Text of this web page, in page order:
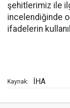
şehitlerimiz ile
incelendiğinde
ifadelerin
Kaynak: İHA